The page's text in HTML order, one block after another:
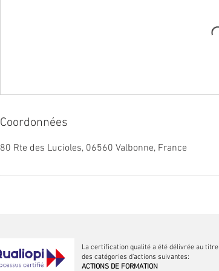
Coordonnées
80 Rte des Lucioles, 06560 Valbonne, France
La certification qualité a été délivrée au titre
des catégories d'actions suivantes:
ACTIONS DE FORMATION